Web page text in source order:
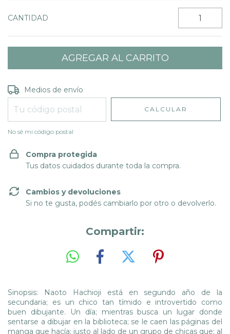
CANTIDAD
Entregas para el CP:
Medios de envío
CALCULAR
No sé mi código postal
Compra protegida
Tus datos cuidados durante toda la compra.
Cambios y devoluciones
Si no te gusta, podés cambiarlo por otro o devolverlo.
Compartir:
Sinopsis: Naoto Hachioji está en segundo año de la
secundaria; es un chico tan tímido e introvertido como
buen dibujante. Un día; mientras busca un lugar donde
sentarse a dibujar en la biblioteca; se le caen las páginas del
manga que hacía; justo al lado de un grupo de chicas que; al